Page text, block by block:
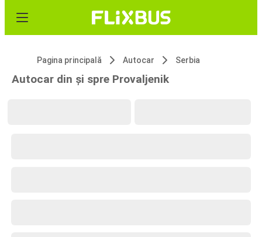
Pagina principală Autocar Serbia
Autocar din și spre Provaljenik